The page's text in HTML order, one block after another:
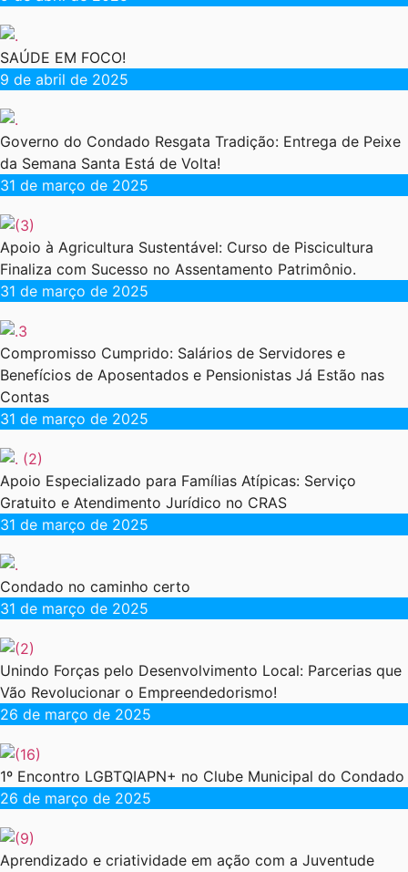
SAÚDE EM FOCO!
9 de abril de 2025
Governo do Condado Resgata Tradição: Entrega de Peixe
da Semana Santa Está de Volta!
31 de março de 2025
Apoio à Agricultura Sustentável: Curso de Piscicultura
Finaliza com Sucesso no Assentamento Patrimônio.
31 de março de 2025
Compromisso Cumprido: Salários de Servidores e
Benefícios de Aposentados e Pensionistas Já Estão nas
Contas
31 de março de 2025
Apoio Especializado para Famílias Atípicas: Serviço
Gratuito e Atendimento Jurídico no CRAS
31 de março de 2025
Condado no caminho certo
31 de março de 2025
Unindo Forças pelo Desenvolvimento Local: Parcerias que
Vão Revolucionar o Empreendedorismo!
26 de março de 2025
1º Encontro LGBTQIAPN+ no Clube Municipal do Condado
26 de março de 2025
Aprendizado e criatividade em ação com a Juventude